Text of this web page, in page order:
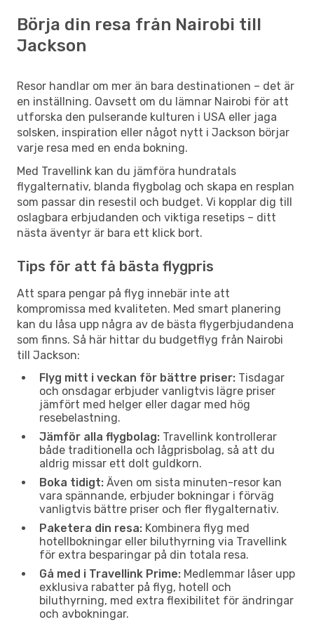
Börja din resa från Nairobi till
Jackson
Resor handlar om mer än bara destinationen – det är
en inställning. Oavsett om du lämnar Nairobi för att
utforska den pulserande kulturen i USA eller jaga
solsken, inspiration eller något nytt i Jackson börjar
varje resa med en enda bokning.
Med Travellink kan du jämföra hundratals
flygalternativ, blanda flygbolag och skapa en resplan
som passar din resestil och budget. Vi kopplar dig till
oslagbara erbjudanden och viktiga resetips – ditt
nästa äventyr är bara ett klick bort.
Tips för att få bästa flygpris
Att spara pengar på flyg innebär inte att
kompromissa med kvaliteten. Med smart planering
kan du låsa upp några av de bästa flygerbjudandena
som finns. Så här hittar du budgetflyg från Nairobi
till Jackson:
Flyg mitt i veckan för bättre priser: Tisdagar
och onsdagar erbjuder vanligtvis lägre priser
jämfört med helger eller dagar med hög
resebelastning.
Jämför alla flygbolag: Travellink kontrollerar
både traditionella och lågprisbolag, så att du
aldrig missar ett dolt guldkorn.
Boka tidigt: Även om sista minuten-resor kan
vara spännande, erbjuder bokningar i förväg
vanligtvis bättre priser och fler flygalternativ.
Paketera din resa: Kombinera flyg med
hotellbokningar eller biluthyrning via Travellink
för extra besparingar på din totala resa.
Gå med i Travellink Prime: Medlemmar låser upp
exklusiva rabatter på flyg, hotell och
biluthyrning, med extra flexibilitet för ändringar
och avbokningar.